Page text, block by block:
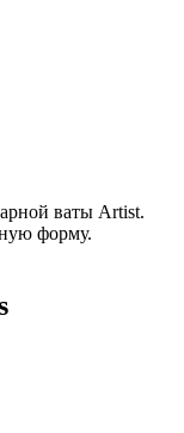
ваты Artist.
форму.